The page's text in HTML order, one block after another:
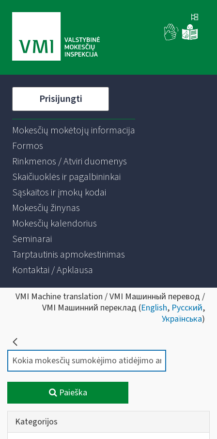
Prisijungti
Mokesčių mokėtojų informacija
Formos
Rinkmenos / Atviri duomenys
Skaičiuoklės ir pagalbininkai
Sąskaitos ir įmokų kodai
Mokesčių žinynas
Mokesčių kalendorius
Seminarai
Tarptautinis apmokestinimas
Kontaktai / Apklausa
VMI Machine translation / VMI Машинный перевод /
VMI Машинний переклад (English, Русский,
Українська)
Paieška
Kategorijos